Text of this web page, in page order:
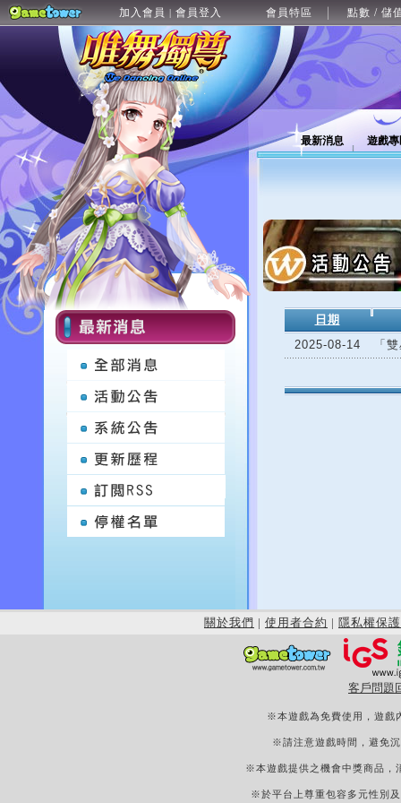
加入會員 | 會員登入 會員特區 點數 / 儲
最新消息 遊戲
日期
2025-08-14
「
關於我們 | 使用者合約 | 隱私權保護
客戶問題
※本遊戲為免費使用，遊戲
※請注意遊戲時間，避免
※本遊戲提供之機會中獎商品，
※於平台上尊重包容多元性別